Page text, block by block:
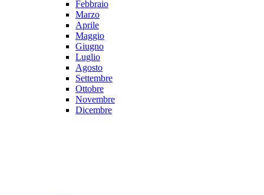
Febbraio
Marzo
Aprile
Maggio
Giugno
Luglio
Agosto
Settembre
Ottobre
Novembre
Dicembre